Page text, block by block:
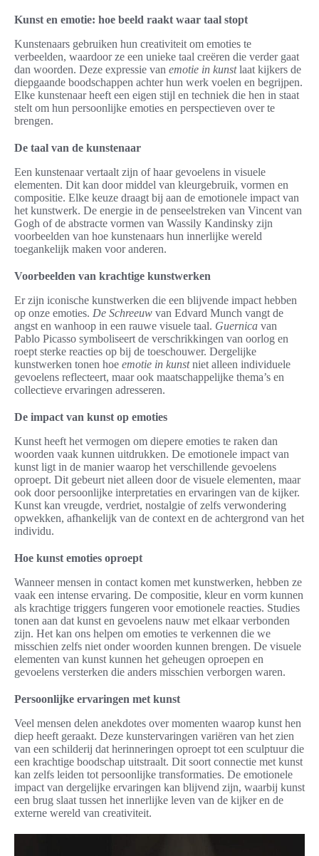
Kunst en emotie: hoe beeld raakt waar taal stopt
Kunstenaars gebruiken hun creativiteit om emoties te
verbeelden, waardoor ze een unieke taal creëren die verder gaat
dan woorden. Deze expressie van emotie in kunstlaat kijkers de
diepgaande boodschappen achter hun werk voelen en begrijpen.
Elke kunstenaar heeft een eigen stijl en techniek die hen in staat
stelt om hun persoonlijke emoties en perspectieven over te
brengen.
De taal van de kunstenaar
Een kunstenaar vertaalt zijn of haar gevoelens in visuele
elementen. Dit kan door middel van kleurgebruik, vormen en
compositie. Elke keuze draagt bij aan de emotionele impact van
het kunstwerk. De energie in de penseelstreken van Vincent van
Gogh of de abstracte vormen van Wassily Kandinsky zijn
voorbeelden van hoe kunstenaars hun innerlijke wereld
toegankelijk maken voor anderen.
Voorbeelden van krachtige kunstwerken
Er zijn iconische kunstwerken die een blijvende impact hebben
op onze emoties. De Schreeuw van Edvard Munch vangt de
angst en wanhoop in een rauwe visuele taal. Guernica van
Pablo Picasso symboliseert de verschrikkingen van oorlog en
roept sterke reacties op bij de toeschouwer. Dergelijke
kunstwerken tonen hoe emotie in kunstniet alleen individuele
gevoelens reflecteert, maar ook maatschappelijke thema’s en
collectieve ervaringen adresseren.
De impact van kunst op emoties
Kunst heeft het vermogen om diepere emoties te raken dan
woorden vaak kunnen uitdrukken. De emotionele impact van
kunst ligt in de manier waarop het verschillende gevoelens
oproept. Dit gebeurt niet alleen door de visuele elementen, maar
ook door persoonlijke interpretaties en ervaringen van de kijker.
Kunst kan vreugde, verdriet, nostalgie of zelfs verwondering
opwekken, afhankelijk van de context en de achtergrond van het
individu.
Hoe kunst emoties oproept
Wanneer mensen in contact komen met kunstwerken, hebben ze
vaak een intense ervaring. De compositie, kleur en vorm kunnen
als krachtige triggers fungeren voor emotionele reacties. Studies
tonen aan dat kunst en gevoelens nauw met elkaar verbonden
zijn. Het kan ons helpen om emoties te verkennen die we
misschien zelfs niet onder woorden kunnen brengen. De visuele
elementen van kunst kunnen het geheugen oproepen en
gevoelens versterken die anders misschien verborgen waren.
Persoonlijke ervaringen met kunst
Veel mensen delen anekdotes over momenten waarop kunst hen
diep heeft geraakt. Deze kunstervaringen variëren van het zien
van een schilderij dat herinneringen oproept tot een sculptuur die
een krachtige boodschap uitstraalt. Dit soort connectie met kunst
kan zelfs leiden tot persoonlijke transformaties. De emotionele
impact van dergelijke ervaringen kan blijvend zijn, waarbij kunst
een brug slaat tussen het innerlijke leven van de kijker en de
externe wereld van creativiteit.